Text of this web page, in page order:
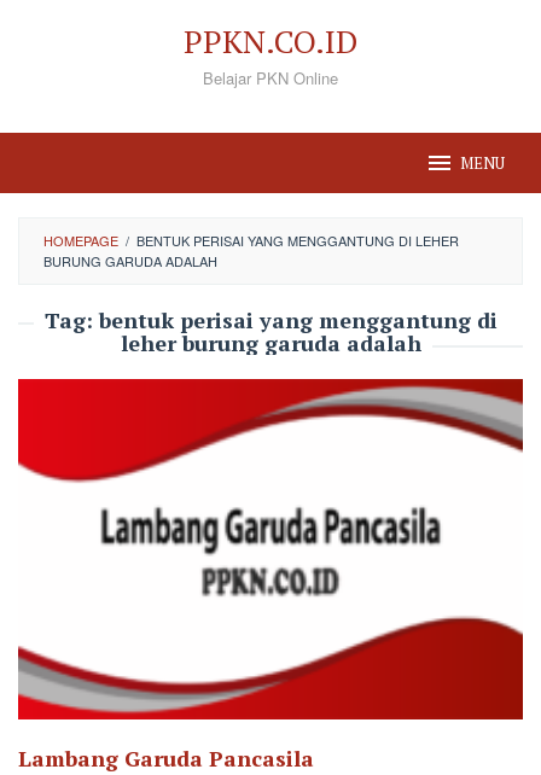
PPKN.CO.ID
Belajar PKN Online
MENU
HOMEPAGE / BENTUK PERISAI YANG MENGGANTUNG DI LEHER
BURUNG GARUDA ADALAH
Tag:bentuk perisai yang menggantung di
leher burung garuda adalah
Lambang Garuda Pancasila